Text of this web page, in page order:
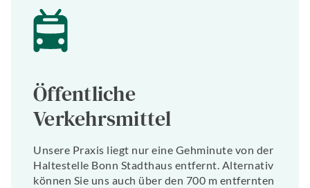
Öffentliche
Verkehrsmittel
Unsere Praxis liegt nur eine Gehminute von der
Haltestelle Bonn Stadthaus entfernt. Alternativ
können Sie uns auch über den 700 m entfernten